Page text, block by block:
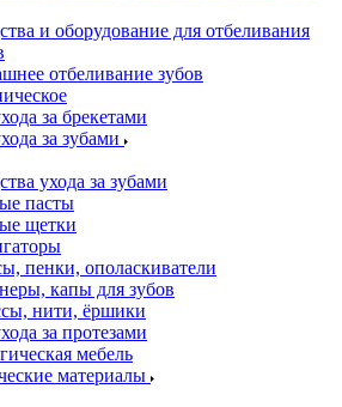
и оборудование для отбеливания
отбеливание зубов
за брекетами
за зубами
ухода за зубами
пасты
щетки
пенки, ополаскиватели
капы для зубов
нити, ёршики
за протезами
мебель
материалы